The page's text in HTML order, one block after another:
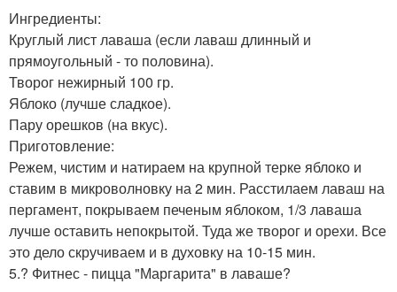
Ингредиенты:
Круглый лист лаваша (если лаваш длинный и
прямоугольный - то половина).
Творог нежирный 100 гр.
Яблоко (лучше сладкое).
Пару орешков (на вкус).
Приготовление:
Режем, чистим и натираем на крупной терке яблоко и
ставим в микроволновку на 2 мин. Расстилаем лаваш на
пергамент, покрываем печеным яблоком, 1/3 лаваша
лучше оставить непокрытой. Туда же творог и орехи. Все
это дело скручиваем и в духовку на 10-15 мин.
5.? Фитнес - пицца "Маргарита" в лаваше?